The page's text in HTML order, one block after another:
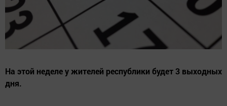
На этой неделе у жителей республики будет 3 выходных
дня.